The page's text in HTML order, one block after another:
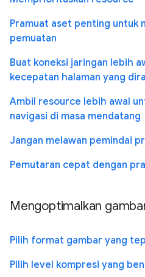
Pramuat aset penting untuk
pemuatan
Buat koneksi jaringan lebih
kecepatan halaman yang
Ambil resource lebih awal
navigasi di masa mendatang
Jangan melawan pemindai
Pemutaran cepat dengan
Mengoptimalkan
Pilih format gambar yang
Pilih level kompresi yang